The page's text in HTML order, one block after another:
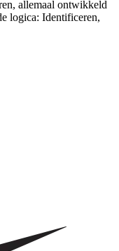
allemaal ontwikkeld
logica: Identificeren,